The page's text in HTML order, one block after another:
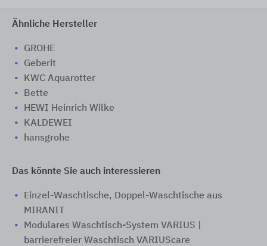
Ähnliche Hersteller
GROHE
Geberit
KWC Aquarotter
Bette
HEWI Heinrich Wilke
KALDEWEI
hansgrohe
Das könnte Sie auch interessieren
Einzel-Waschtische, Doppel-Waschtische aus
MIRANIT
Modulares Waschtisch-System VARIUS |
barrierefreier Waschtisch VARIUScare